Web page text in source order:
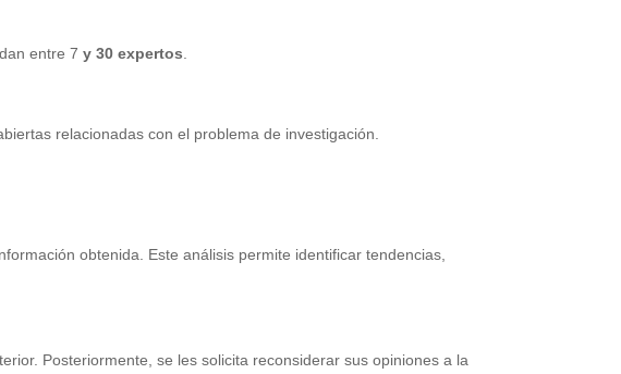
entre 7 y 30 expertos
relacionadas con el problema de investigación.
obtenida. Este análisis permite identificar tendencias,
Posteriormente, se les solicita reconsiderar sus opiniones a la